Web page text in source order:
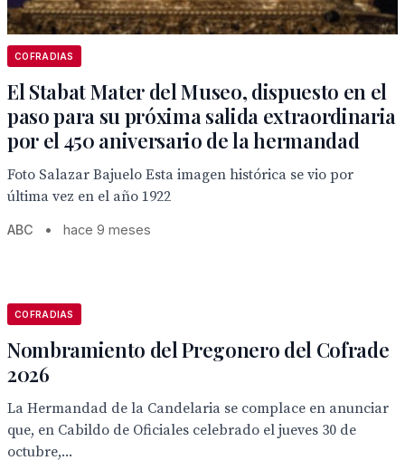
COFRADIAS
El Stabat Mater del Museo, dispuesto en el
paso para su próxima salida extraordinaria
por el 450 aniversario de la hermandad
Foto Salazar Bajuelo Esta imagen histórica se vio por
última vez en el año 1922
ABC • hace 9 meses
COFRADIAS
Nombramiento del Pregonero del Cofrade
2026
La Hermandad de la Candelaria se complace en anunciar
que, en Cabildo de Oficiales celebrado el jueves 30 de
octubre,...